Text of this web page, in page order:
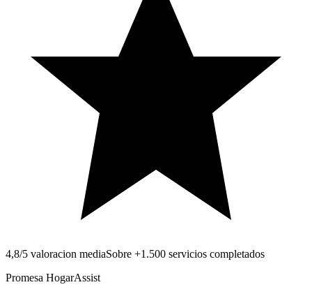
4,8/5 valoracion mediaSobre +1.500 servicios completados
Promesa HogarAssist